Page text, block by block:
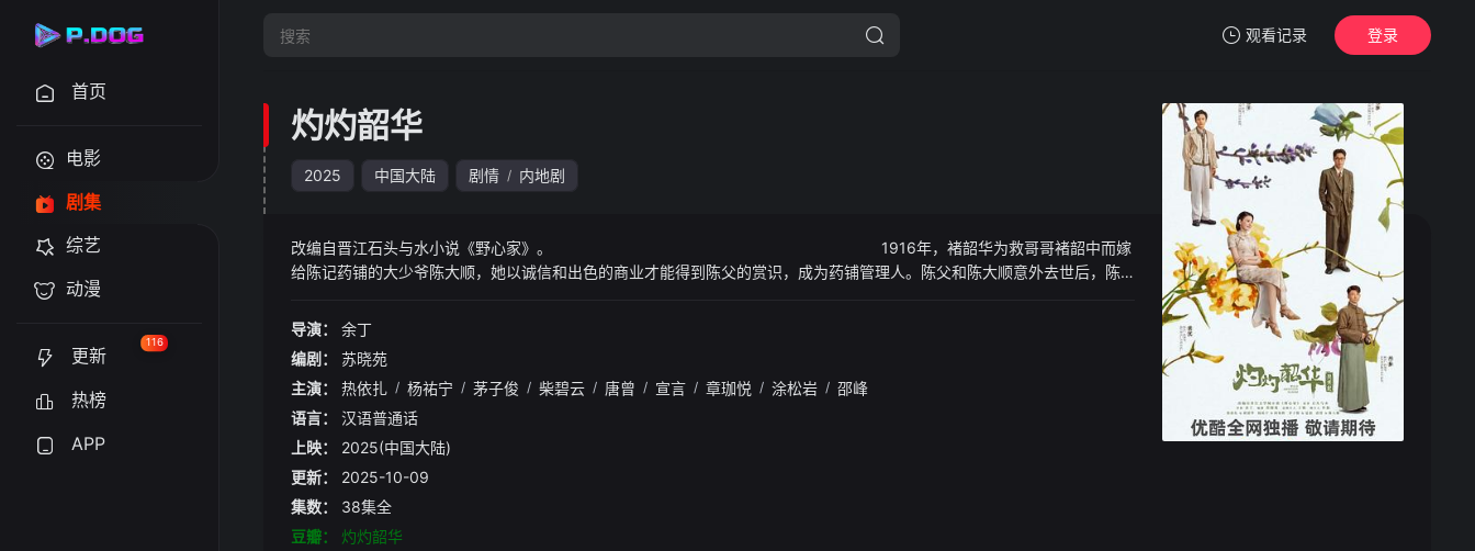
观看记录
暂无观看影片的记录
登录
首页
电影
剧集
综艺
动漫
更新
116
热榜
APP
灼灼韶华
2025 中国大陆 剧情 / 内地剧
改编自晋江石头与水小说《野心家》。 1916年，褚韶华为救哥哥褚韶中而嫁
给陈记药铺的大少爷陈大顺，她以诚信和出色的商业才能得到陈父的赏识，成为药铺管理人。陈父和陈大顺意外去世后，陈
初开启新的生活，却遭陈二顺和陈母的阻挠。陈家被土匪洗劫一空，褚韶华也在这次劫难中失去女儿，伤心不已的她独自出
导演：
余丁
编剧：
苏晓苑
主演：
热依扎 / 杨祐宁 / 茅子俊 / 柴碧云 / 唐曾 / 宣言 / 章珈悦 / 涂松岩 / 邵峰
语言：
汉语普通话
上映：
2025(中国大陆)
更新：
2025-10-09
集数：
38集全
豆瓣：
灼灼韶华